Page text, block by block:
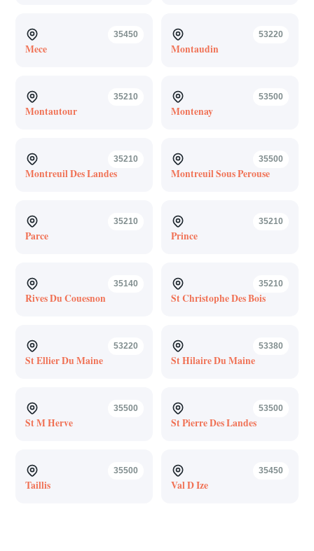
35450
Mece
53220
Montaudin
35210
Montautour
53500
Montenay
35210
Montreuil Des Landes
35500
Montreuil Sous Perouse
35210
Parce
35210
Prince
35140
Rives Du Couesnon
35210
St Christophe Des Bois
53220
St Ellier Du Maine
53380
St Hilaire Du Maine
35500
St M Herve
53500
St Pierre Des Landes
35500
Taillis
35450
Val D Ize